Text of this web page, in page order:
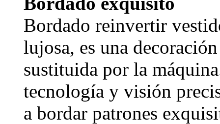
Bordado reinvertir
lujosa, es una
sustituida por la
tecnología y visión
a bordar patrones